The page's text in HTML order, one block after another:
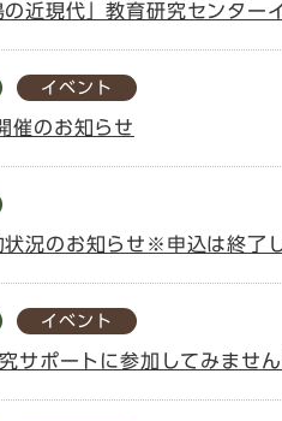
近現代」教育研究センター
イベント
催のお知らせ
況のお知らせ※申込は終了
イベント
サポートに参加してみませ